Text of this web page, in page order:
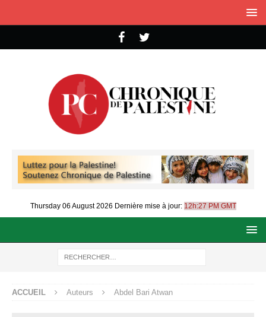
Thursday 06 August 2026 Dernière mise à jour: 12h:27 PM GMT
ACCUEIL Auteurs Abdel Bari Atwan